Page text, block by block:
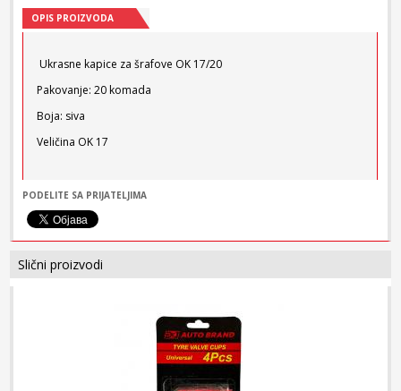
OPIS PROIZVODA
Ukrasne kapice za šrafove OK 17/20
Pakovanje: 20 komada
Boja: siva
Veličina OK 17
PODELITE SA PRIJATELJIMA
Slični proizvodi